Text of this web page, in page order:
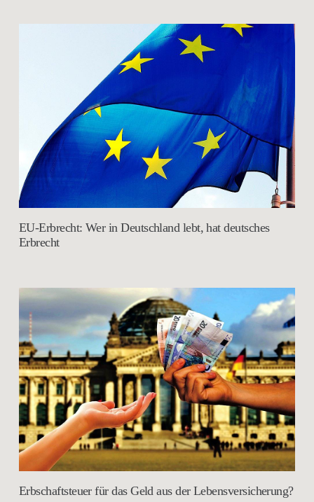
EU-Erbrecht: Wer in Deutschland lebt, hat deutsches
Erbrecht
Erbschaftsteuer für das Geld aus der Lebensversicherung?